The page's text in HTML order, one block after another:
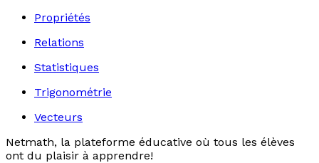
Propriétés
Relations
Statistiques
Trigonométrie
Vecteurs
Netmath, la plateforme éducative où tous les élèves
ont du plaisir à apprendre!